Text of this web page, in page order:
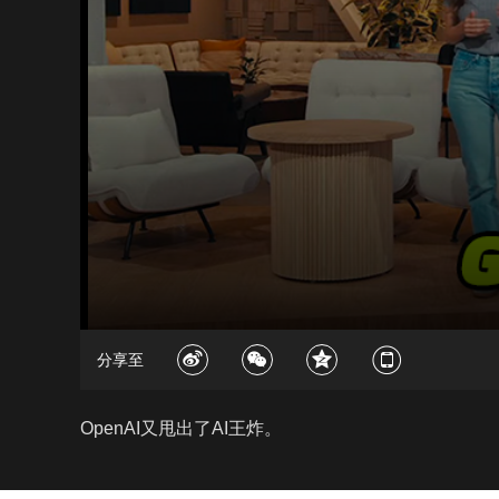
分享至
OpenAI又甩出了AI王炸。